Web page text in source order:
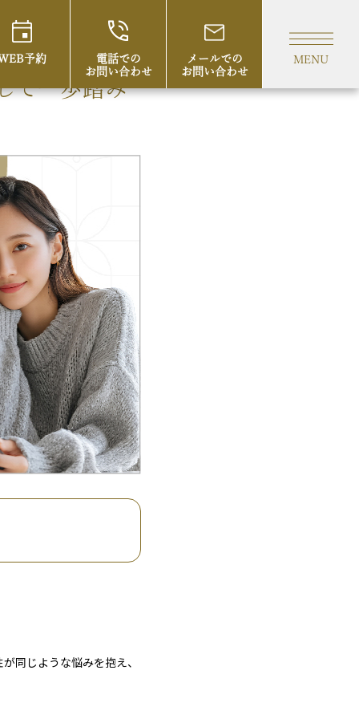
予約
電話での
お問い合わせ
メールでの
お問い合わせ
MENU
て一歩踏み
同じような悩みを抱え、